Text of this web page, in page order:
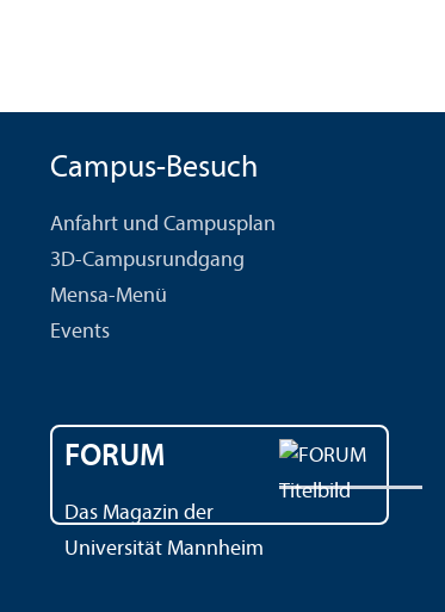
Campus-Besuch
Anfahrt und Campusplan
3D-Campusrundgang
Mensa-Menü
Events
FORUM
Das Magazin der
Universität Mannheim